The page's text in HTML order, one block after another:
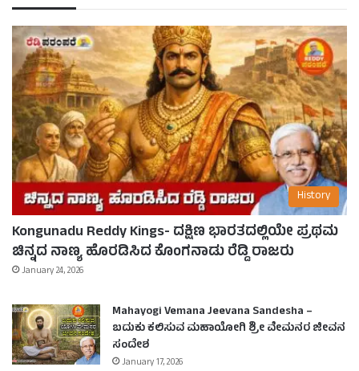
History
Kongunadu Reddy Kings- ದಕ್ಷಿಣ ಭಾರತದಲ್ಲಿಯೇ ಪ್ರಥಮ
ಚಿನ್ನದ ನಾಣ್ಯ ಹೊರಡಿಸಿದ ಕೊಂಗನಾಡು ರೆಡ್ಡಿ ರಾಜರು
January 24, 2026
Mahayogi Vemana Jeevana Sandesha –
ಬದುಕು ಕಲಿಸುವ ಮಹಾಯೋಗಿ ಶ್ರೀ ವೇಮನರ ಜೀವನ
ಸಂದೇಶ
January 17, 2026